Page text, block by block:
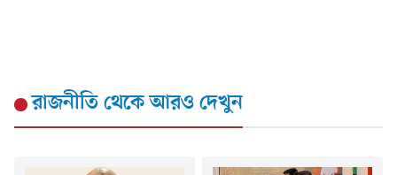
রাজনীতিথেকে আরও দেখুন